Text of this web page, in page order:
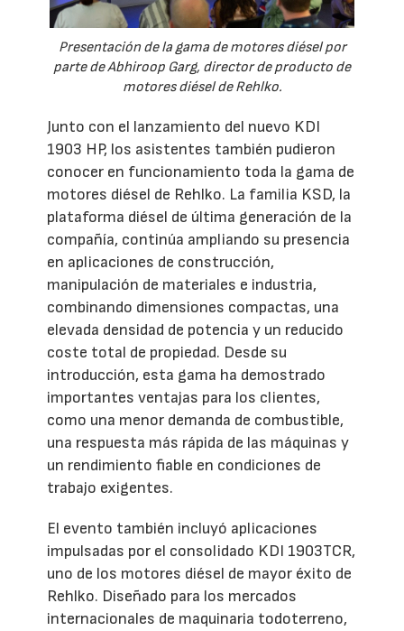
Presentación de la gama de motores diésel por
parte de Abhiroop Garg, director de producto de
motores diésel de Rehlko.
Junto con el lanzamiento del nuevo KDI
1903 HP, los asistentes también pudieron
conocer en funcionamiento toda la gama de
motores diésel de Rehlko. La familia KSD, la
plataforma diésel de última generación de la
compañía, continúa ampliando su presencia
en aplicaciones de construcción,
manipulación de materiales e industria,
combinando dimensiones compactas, una
elevada densidad de potencia y un reducido
coste total de propiedad. Desde su
introducción, esta gama ha demostrado
importantes ventajas para los clientes,
como una menor demanda de combustible,
una respuesta más rápida de las máquinas y
un rendimiento fiable en condiciones de
trabajo exigentes.
El evento también incluyó aplicaciones
impulsadas por el consolidado KDI 1903TCR,
uno de los motores diésel de mayor éxito de
Rehlko. Diseñado para los mercados
internacionales de maquinaria todoterreno,